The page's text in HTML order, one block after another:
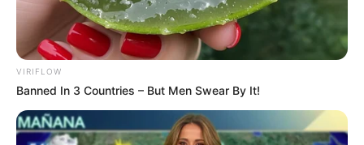
Cosplay Murah Pakai Bahan
Seadanya
VIRIFLOW
Banned In 3 Countries – But Men Swear By It!